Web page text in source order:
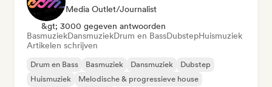
Media Outlet/Journalist
&gt; 3000 gegeven antwoorden
BasmuziekDansmuziekDrum en BassDubstepHuismuziek
Artikelen schrijven
Drum en Bass Basmuziek Dansmuziek
Dubstep
Huismuziek
Melodische & progressieve house